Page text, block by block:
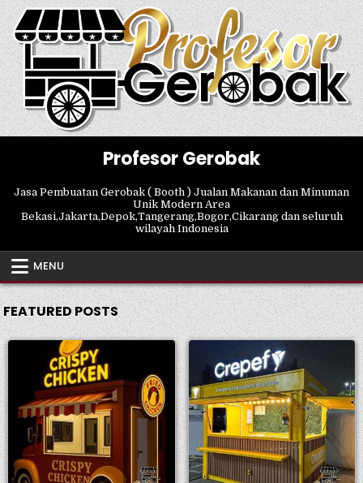
Skip
to
content
Profesor Gerobak
Jasa Pembuatan Gerobak ( Booth ) Jualan Makanan dan Minuman
Unik Modern Area
Bekasi,Jakarta,Depok,Tangerang,Bogor,Cikarang dan seluruh
wilayah Indonesia
MENU
FEATURED POSTS